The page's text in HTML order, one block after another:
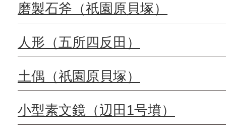
磨製石斧（祇園原貝塚）
人形（五所四反田）
土偶（祇園原貝塚）
小型素文鏡（辺田1号墳）